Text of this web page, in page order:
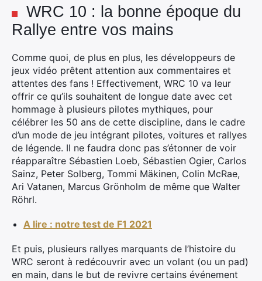
WRC 10 : la bonne époque du
Rallye entre vos mains
Comme quoi, de plus en plus, les développeurs de
jeux vidéo prêtent attention aux commentaires et
attentes des fans ! Effectivement, WRC 10 va leur
offrir ce qu’ils souhaitent de longue date avec cet
hommage à plusieurs pilotes mythiques, pour
célébrer les 50 ans de cette discipline, dans le cadre
d’un mode de jeu intégrant pilotes, voitures et rallyes
de légende. Il ne faudra donc pas s’étonner de voir
réapparaître Sébastien Loeb, Sébastien Ogier, Carlos
Sainz, Peter Solberg, Tommi Mäkinen, Colin McRae,
Ari Vatanen, Marcus Grönholm de même que Walter
Röhrl.
A lire : notre test de F1 2021
Et puis, plusieurs rallyes marquants de l’histoire du
WRC seront à redécouvrir avec un volant (ou un pad)
en main, dans le but de revivre certains événement